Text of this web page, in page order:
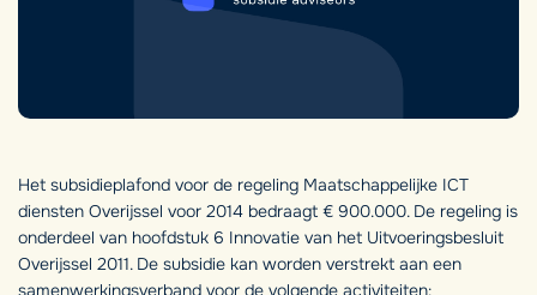
Het subsidieplafond voor de regeling Maatschappelijke ICT
diensten Overijssel voor 2014 bedraagt € 900.000. De regeling is
onderdeel van hoofdstuk 6 Innovatie van het Uitvoeringsbesluit
Overijssel 2011. De subsidie kan worden verstrekt aan een
samenwerkingsverband voor de volgende activiteiten: